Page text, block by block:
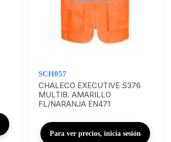
SCH057
CHALECO EXECUTIVE S376
MULTIB. AMARILLO
FL/NARANJA EN471
Para ver precios, inicia sesión